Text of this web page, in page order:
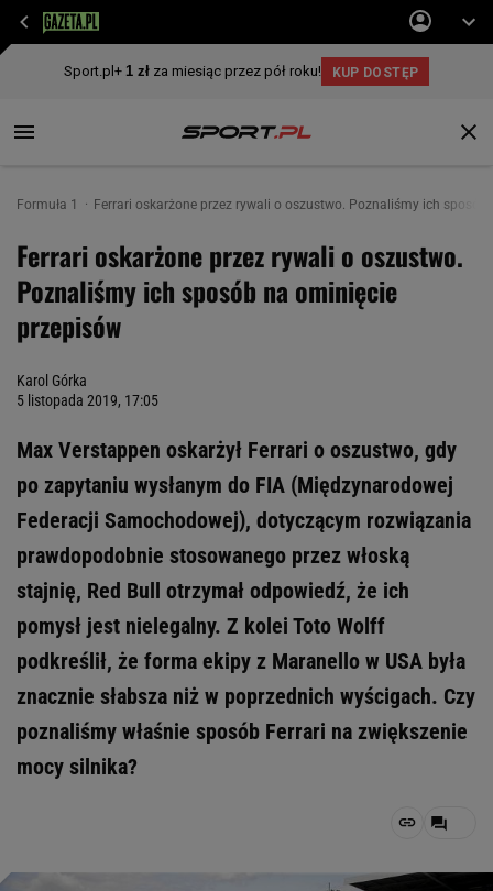
Formuła 1 Ferrari oskarżone przez rywali o oszustwo. Poznaliśmy ich
Ferrari oskarżone przez rywali o oszustwo.
Poznaliśmy ich sposób na ominięcie
przepisów
Karol Górka
5 listopada 2019, 17:05
Max Verstappen oskarżył Ferrari o oszustwo, gdy
po zapytaniu wysłanym do FIA (Międzynarodowej
Federacji Samochodowej), dotyczącym rozwiązania
prawdopodobnie stosowanego przez włoską
stajnię, Red Bull otrzymał odpowiedź, że ich
pomysł jest nielegalny. Z kolei Toto Wolff
podkreślił, że forma ekipy z Maranello w USA była
znacznie słabsza niż w poprzednich wyścigach. Czy
poznaliśmy właśnie sposób Ferrari na zwiększenie
mocy silnika?